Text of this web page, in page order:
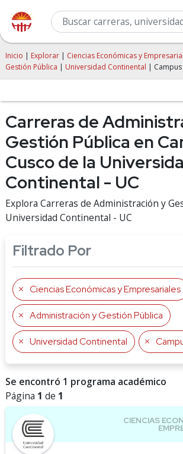
Inicio | Explorar | Ciencias Económicas y
Gestión Pública | Universidad Continental | Campus
Carreras de
Gestión Pública en
Cusco de la
Continental - UC
Explora Carreras de Administración y
Universidad Continental - UC
Filtrado Por
Ciencias Económicas y Empresariales
Administración y Gestión Pública
Universidad Continental
Se encontró 1 programa académico
Página 1 de 1